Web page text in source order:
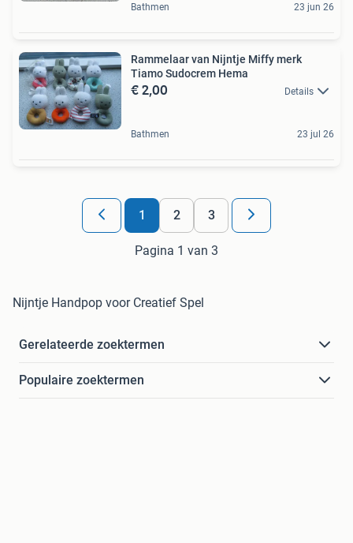
Bathmen 23 jun 26
Rammelaar van Nijntje Miffy merk
Tiamo Sudocrem Hema
€ 2,00 Details
Bathmen 23 jul 26
1 2 3
Pagina 1 van 3
Nijntje Handpop voor Creatief Spel
Gerelateerde zoektermen
Populaire zoektermen